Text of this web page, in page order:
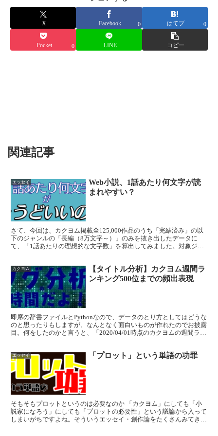
X Facebook 0 はてブ 0
Pocket 0 LINE コピー
関連記事
エッセイ
Web小説、1話あたり何文字が読
まれやすい？
さて、今回は、カクヨム掲載全125,000作品のうち「完結済み」の以
下のジャンルの「長編（8万文字～）」のみを抜き出したデータに
て、「1話あたりの理想的な文字数」を算出してみました。対象ジャ
カクヨム
【タイトル分析】カクヨム週間ラ
ンキング500位までの頻出表現
即席の辞書ファイルとPythonなので、データのとり方としてはどうな
のと思ったりもしますが、なんとなく面白いものが作れたのでお披露
目。何をしたのかと言うと、「2020/04/01時点のカクヨムの週間ラン
エッセイ 「プロット」という単語の功罪
そもそもプロットというのは必要なのか 「カクヨム」にしても「小
説家になろう」にしても「プロットの必要性」という議論から入って
しまいがちですよね。そういうエッセイ・創作論をたくさんみてきま